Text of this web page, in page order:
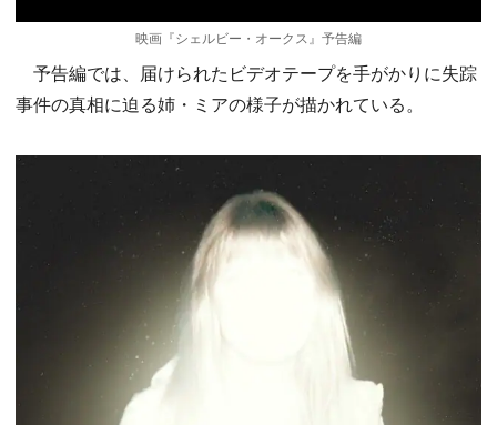
映画『シェルビー・オークス』予告編
予告編では、届けられたビデオテープを手がかりに失踪
事件の真相に迫る姉・ミアの様子が描かれている。